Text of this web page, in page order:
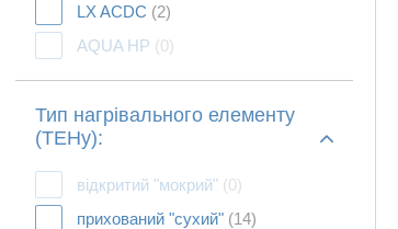
LX ACDC (2)
AQUA HP (0)
Тип нагрівального елементу
(ТЕНу):
відкритий "мокрий" (0)
прихований "сухий" (14)